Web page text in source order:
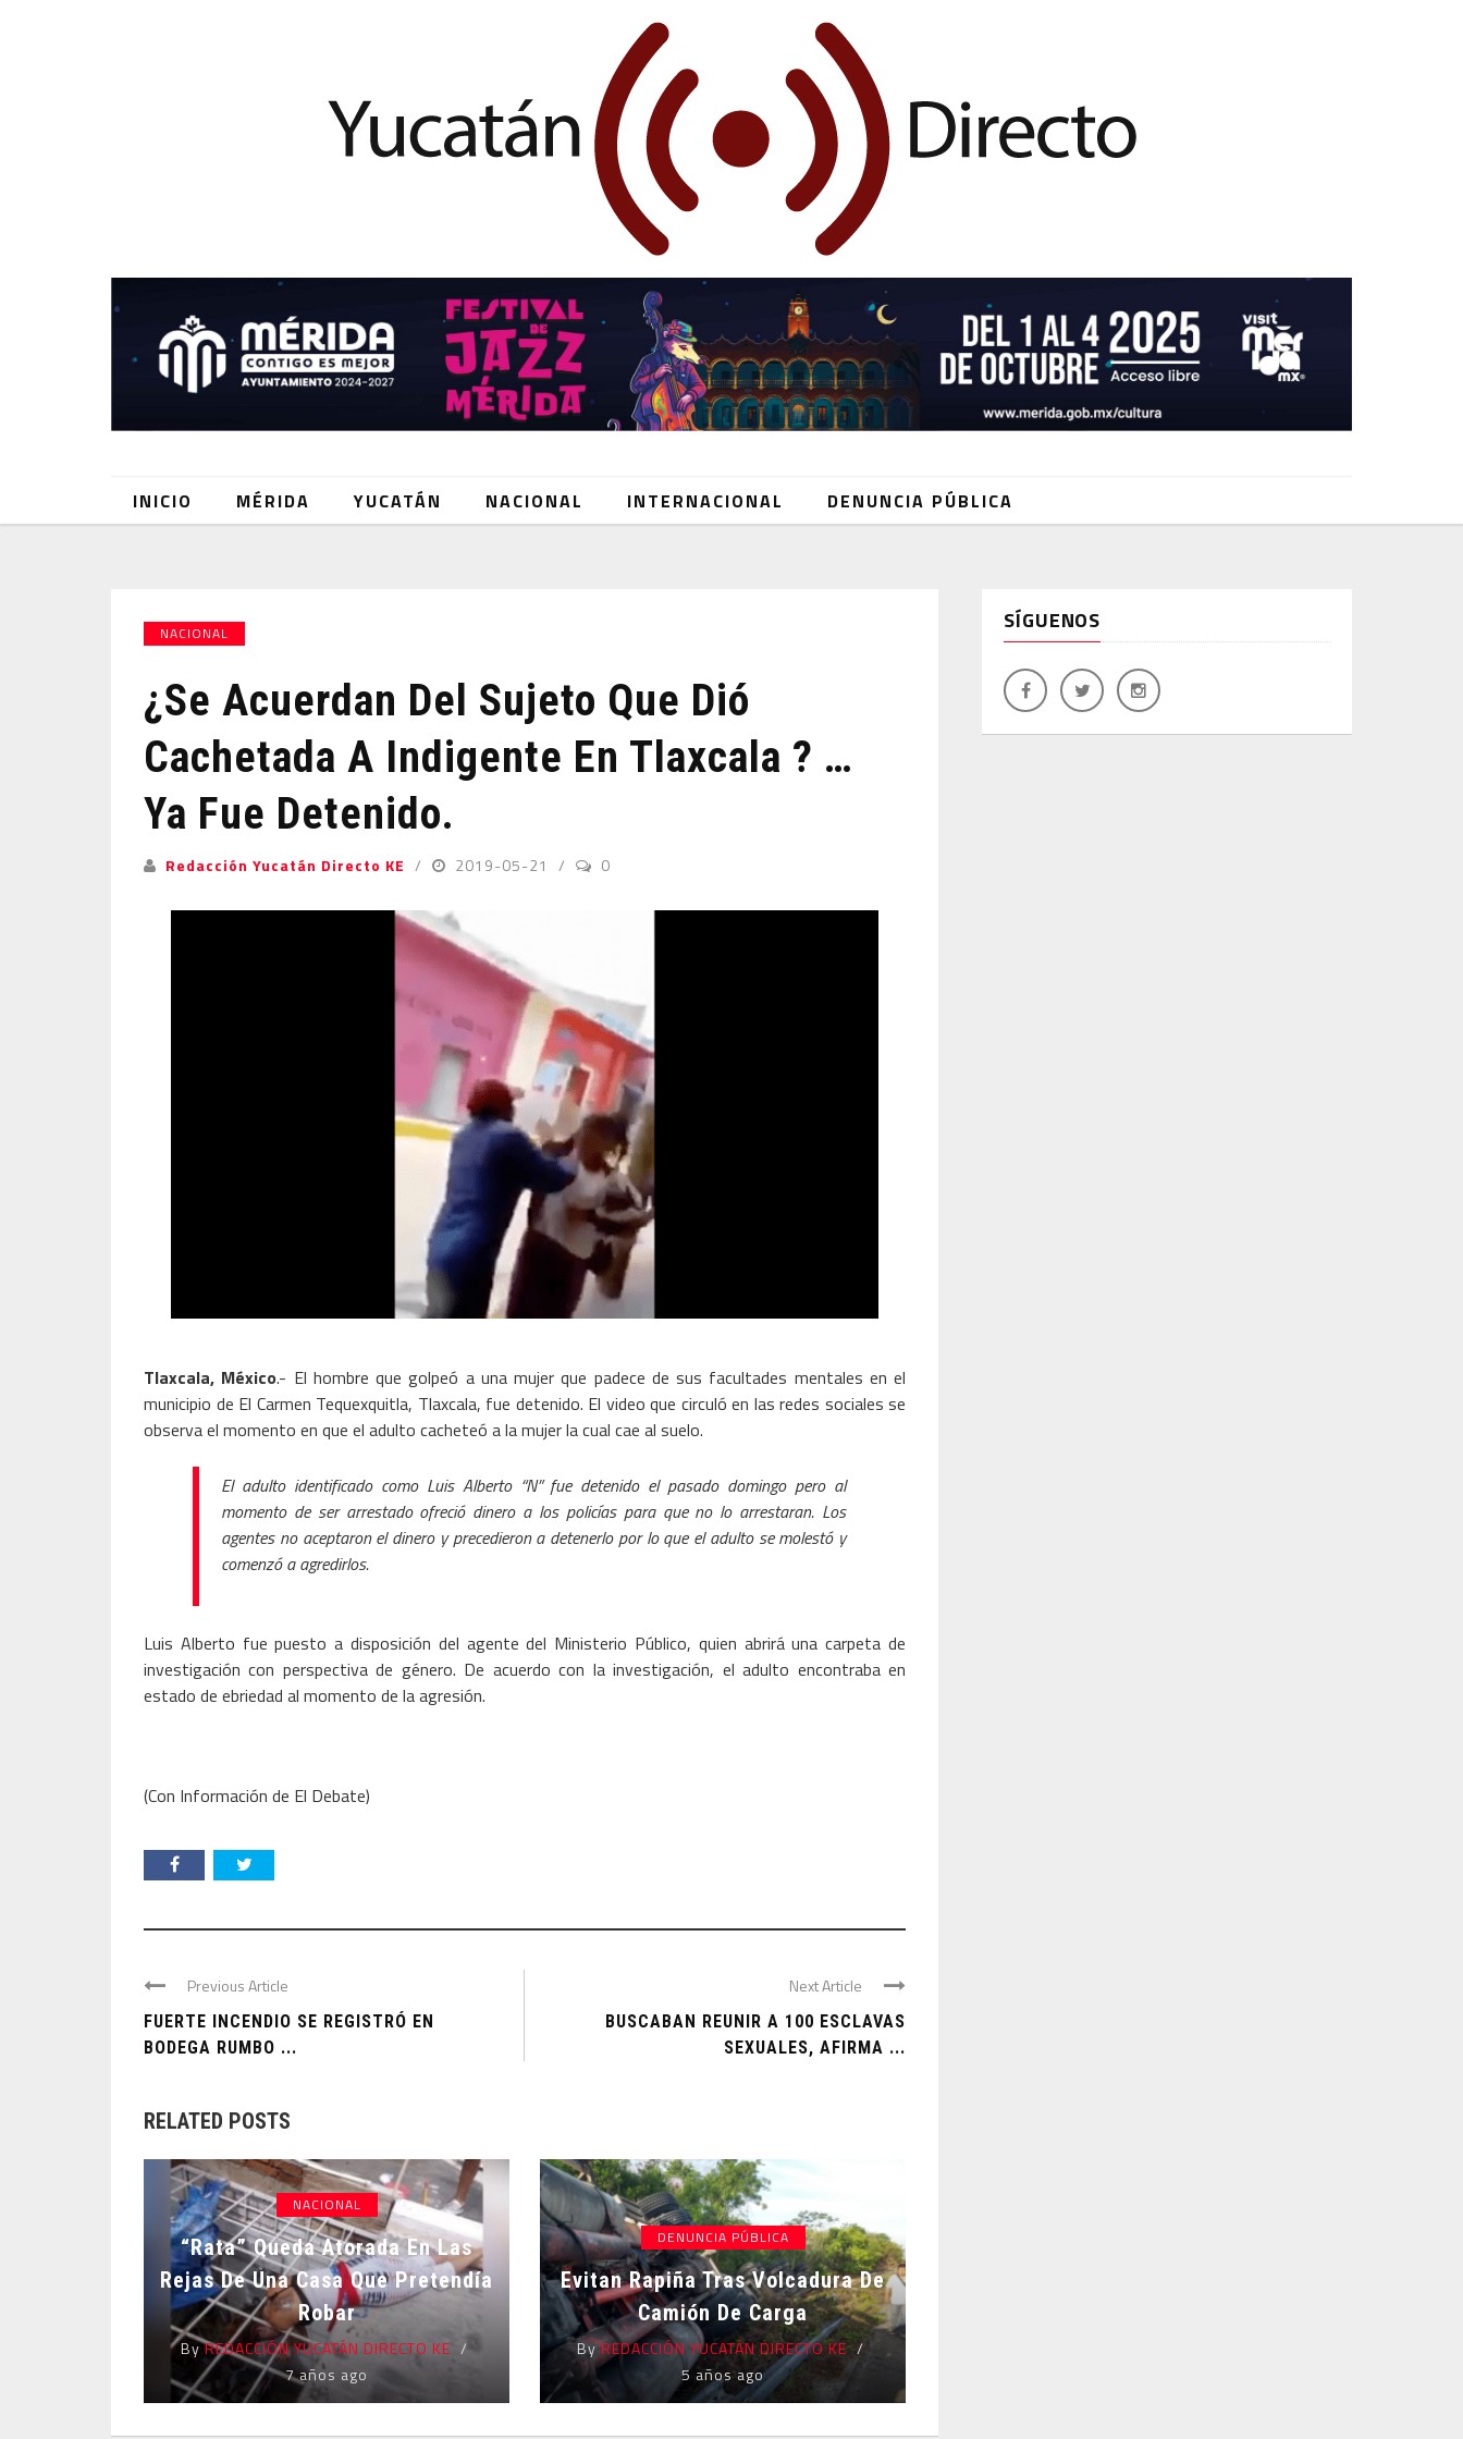
INICIO MÉRIDA YUCATÁN NACIONAL INTERNACIONAL DENUNCIA PÚBLICA
NACIONAL
¿Se Acuerdan Del Sujeto Que Dió
Cachetada A Indigente En Tlaxcala ? …
Ya Fue Detenido.
Redacción Yucatán Directo KE 2019-05-21 0
Tlaxcala, México.- El hombre que golpeó a una mujer que padece de sus facultades mentales en el
municipio de El Carmen Tequexquitla, Tlaxcala, fue detenido. El video que circuló en las redes sociales se
observa el momento en que el adulto cacheteó a la mujer la cual cae al suelo.
El adulto identificado como Luis Alberto “N” fue detenido el pasado domingo pero al
momento de ser arrestado ofreció dinero a los policías para que no lo arrestaran. Los
agentes no aceptaron el dinero y precedieron a detenerlo por lo que el adulto se molestó y
comenzó a agredirlos.
Luis Alberto fue puesto a disposición del agente del Ministerio Público, quien abrirá una carpeta de
investigación con perspectiva de género. De acuerdo con la investigación, el adulto encontraba en
estado de ebriedad al momento de la agresión.
(Con Información de El Debate)
Previous Article
FUERTE INCENDIO SE REGISTRÓ EN
BODEGA RUMBO ...
Next Article
BUSCABAN REUNIR A 100 ESCLAVAS
SEXUALES, AFIRMA ...
RELATED POSTS
NACIONAL
“Rata” Queda Atorada En Las
Rejas De Una Casa Que Pretendía
Robar
ByREDACCIÓN YUCATÁN DIRECTO KE
7 años ago
DENUNCIA PÚBLICA
Evitan Rapiña Tras Volcadura De
Camión De Carga
ByREDACCIÓN YUCATÁN DIRECTO KE
5 años ago
SÍGUENOS